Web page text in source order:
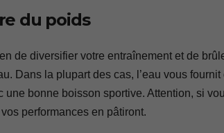
du poids
de diversifier votre entraînement et de
Dans la plupart des cas, l’eau vous
bonne boisson sportive. Attention, si
performances en pâtiront.